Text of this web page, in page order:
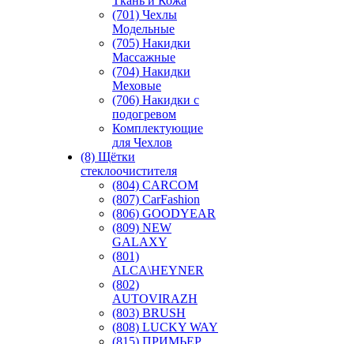
(701) Чехлы
Модельные
(705) Накидки
Массажные
(704) Накидки
Меховые
(706) Накидки с
подогревом
Комплектующие
для Чехлов
(8) Щётки
стеклоочистителя
(804) CARCOM
(807) CarFashion
(806) GOODYEAR
(809) NEW
GALAXY
(801)
ALCA\HEYNER
(802)
AUTOVIRAZH
(803) BRUSH
(808) LUCKY WAY
(815) ПРИМЬЕР